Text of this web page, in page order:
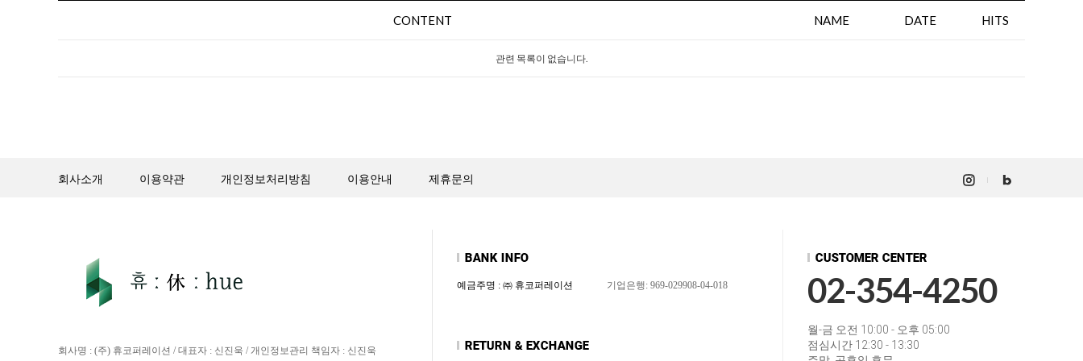
CONTENT NAME DATE HITS
관련 목록이 없습니다.
회사소개 이용약관 개인정보처리방침 이용안내 제휴문의
회사명 : (주) 휴코퍼레이션 / 대표자 : 신진욱 / 개인정보관리 책임자 : 신진욱
예금주명 : ㈜ 휴코퍼레이션 기업은행: 969-029908-04-018 02-354-4250
월-금 오전 10:00 - 오후 05:00
점심시간 12:30 - 13:30